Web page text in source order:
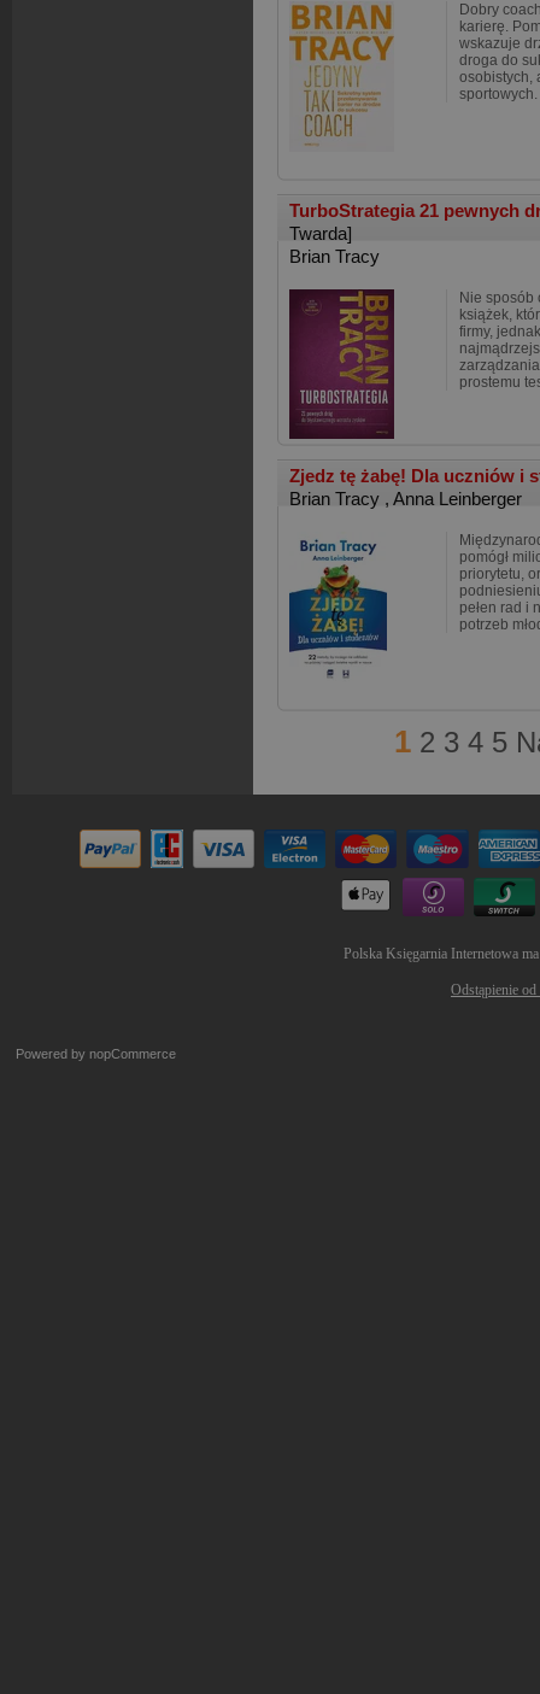
Dobry
karierę.
wskazuje
droga do
osobistych,
TurboStrategia 21 pewnych
Twarda]
Brian Tracy
Nie sposób
książek,
firmy,
prostemu
Zjedz tę żabę! Dla uczniów i
Brian Tracy , Anna Leinberger
pomógł
priorytetu,
pełen rad i
potrzeb
1 2 3 4 5
Polska Księgarnia Internetowa
Odstąpienie
Powered by nopCommerce